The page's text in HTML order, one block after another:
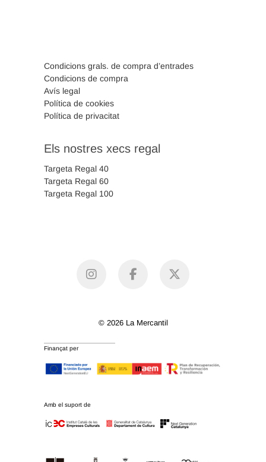
Condicions grals. de compra d’entrades
Condicions de compra
Avís legal
Política de cookies
Política de privacitat
Els nostres xecs regal
Targeta Regal 40
Targeta Regal 60
Targeta Regal 100
instagram
facebook
© 2026 La Mercantil
Finançat per
Amb el suport de